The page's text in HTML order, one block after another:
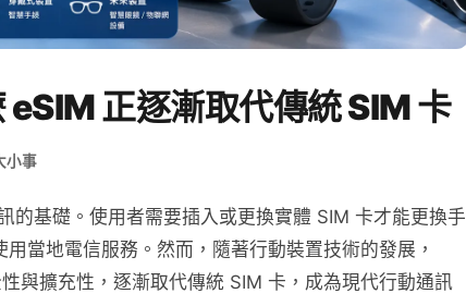
正逐漸取代傳統 SIM 卡
小事
的基礎。使用者需要插入或更換實體 SIM 卡才能更換手
當地電信服務。然而，隨著行動裝置技術的發展，
與擴充性，逐漸取代傳統 SIM 卡，成為現代行動通訊